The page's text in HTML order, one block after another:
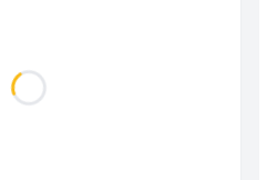
Loading...